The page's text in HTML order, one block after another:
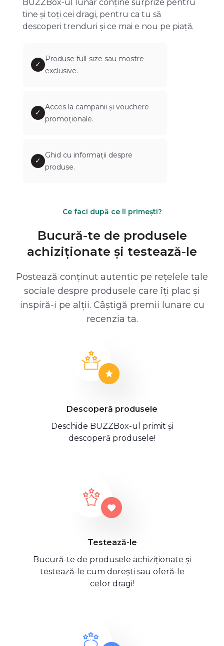
BUZZBox-ul lunar conține surprize pentru
tine și toți cei dragi, pentru ca tu să
descoperi trenduri și ce mai e nou pe piață.
✓
Produse full-size sau mostre
exclusive.
✓
Acces la campanii și vouchere
promoționale.
✓
Ghid cu informații despre
produse.
Ce faci după ce îl primești?
Bucură-te de produsele
achiziționate și testează-le
Postează conținut autentic pe rețelele tale
sociale despre produsele care îți plac și
inspiră-i pe alții. Câștigă premii lunare cu
recenzia ta.
Descoperă produsele
Deschide BUZZBox-ul primit și
descoperă produsele!
Testează-le
Bucură-te de produsele achiziționate și
testează-le cum dorești sau oferă-le
celor dragi!